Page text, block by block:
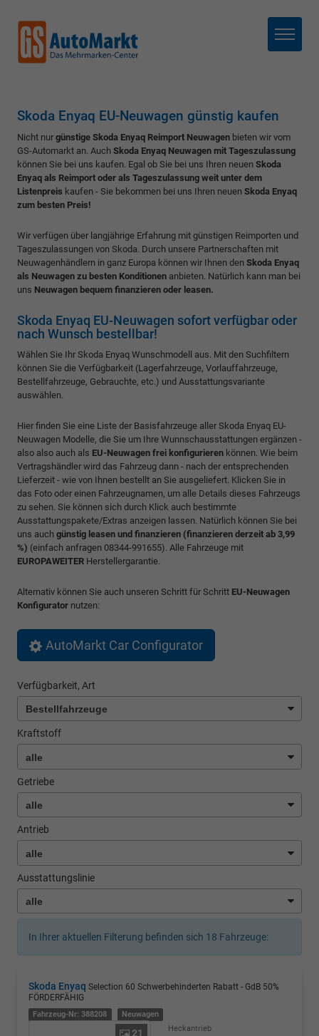
Menü
Skoda Enyaq EU-Neuwagen günstig kaufen
Nicht nur günstige Skoda Enyaq Reimport Neuwagen bieten wir vom
GS-Automarkt an. Auch Skoda Enyaq Neuwagen mit Tageszulassung
können Sie bei uns kaufen. Egal ob Sie bei uns Ihren neuen Skoda
Enyaq als Reimport oder als Tageszulassung weit unter dem
Listenpreis kaufen - Sie bekommen bei uns Ihren neuen Skoda Enyaq
zum besten Preis!
Wir verfügen über langjährige Erfahrung mit günstigen Reimporten und
Tageszulassungen von Skoda. Durch unsere Partnerschaften mit
Neuwagenhändlern in ganz Europa können wir Ihnen den Skoda Enyaq
als Neuwagen zu besten Konditionen anbieten. Natürlich kann man bei
uns Neuwagen bequem finanzieren oder leasen.
Skoda Enyaq EU-Neuwagen sofort verfügbar oder
nach Wunsch bestellbar!
Wählen Sie Ihr Skoda Enyaq Wunschmodell aus. Mit den Suchfiltern
können Sie die Verfügbarkeit (Lagerfahrzeuge, Vorlauffahrzeuge,
Bestellfahrzeuge, Gebrauchte, etc.) und Ausstattungsvariante
auswählen.
Hier finden Sie eine Liste der Basisfahrzeuge aller Skoda Enyaq EU-
Neuwagen Modelle, die Sie um Ihre Wunnschausstattungen ergänzen -
also also auch als EU-Neuwagen frei konfigurieren können. Wie beim
Vertragshändler wird das Fahrzeug dann - nach der entsprechenden
Lieferzeit - wie von Ihnen bestellt an Sie ausgeliefert. Klicken Sie in
das Foto oder einen Fahrzeugnamen, um alle Details dieses Fahrzeugs
zu sehen. Sie können sich durch Klick auch bestimmte
Ausstattungspakete/Extras anzeigen lassen. Natürlich können Sie bei
uns auch günstig leasen und finanzieren (finanzieren derzeit ab 3,99
%) (einfach anfragen 08344-991655). Alle Fahrzeuge mit
EUROPAWEITER Herstellergarantie.
Alternativ können Sie auch unseren Schritt für Schritt EU-Neuwagen
Konfigurator nutzen:
AutoMarkt Car Configurator
Verfügbarkeit, Art
Kraftstoff
Getriebe
Antrieb
Ausstattungslinie
In Ihrer aktuellen Filterung befinden sich 18 Fahrzeuge:
Skoda Enyaq Selection 60 Schwerbehinderten Rabatt - GdB 50%
FÖRDERFÄHIG
Fahrzeug-Nr: 388208 Neuwagen
21
Heckantrieb